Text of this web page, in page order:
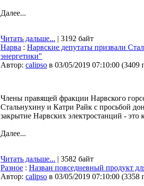
Далее...
Читать дальше... | 3192 байт
Нарва : Нарвские депутаты призвали
энергетики"
Автор: calipso в 03/05/2019 07:10:00 (3409
Члены правящей фракции Нарвского
Стальнухину и Катри Райк с просьбой
закрытие Нарвских электростанций - это
Далее...
Читать дальше... | 3582 байт
Разное : Назван повседневный продукт
Автор: calipso в 03/05/2019 07:10:00 (3358